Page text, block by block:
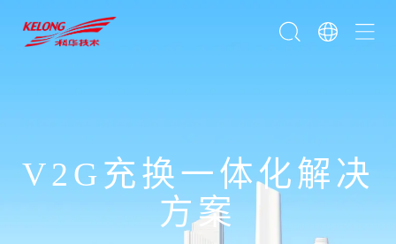
V2G充换一体化解决
方案